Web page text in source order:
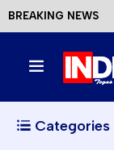
BREAKING NEWS
Categories